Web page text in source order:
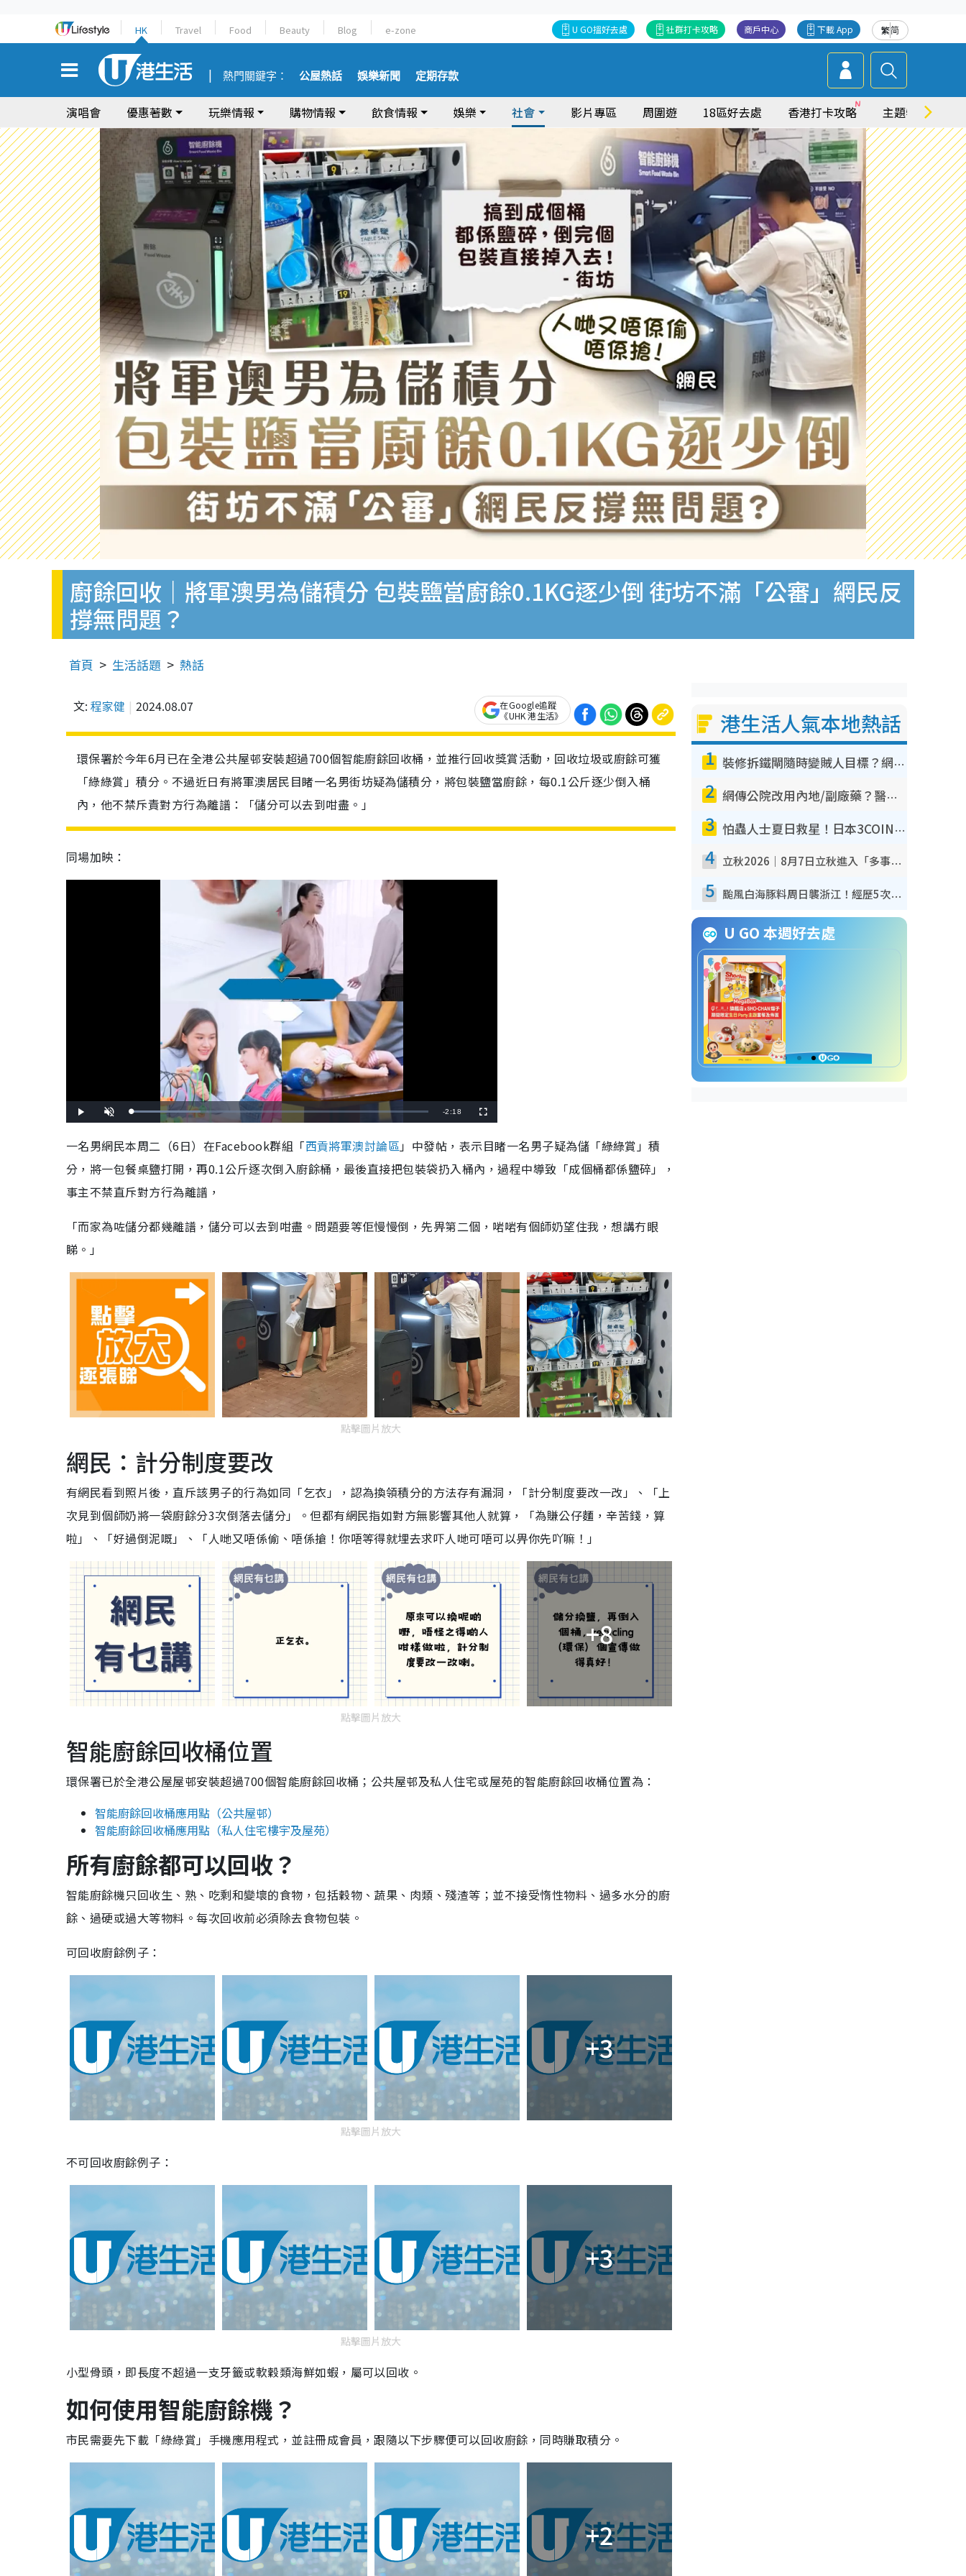
HK Travel Food Beauty Blog e-zone 繁简
下載 App
商戶中心
社群打卡攻略
U GO搵好去處
熱門關鍵字： 公屋熱話 娛樂新聞 定期存款
演唱會 優惠著數 玩樂情報 購物情報 飲食情報 娛樂 社會 影片專區 周圍遊 18區好去處 香港打卡攻略 主題特集
廚餘回收｜將軍澳男為儲積分 包裝鹽當廚餘0.1KG逐少倒 街坊不滿「公審」網民反
撐無問題？
首頁 生活話題 熱話
文: 程家健 2024.08.07
在Google追蹤
《UHK 港生活》
環保署於今年6月已在全港公共屋邨安裝超過700個智能廚餘回收桶，並推行回收獎賞活動，回收垃圾或廚餘可獲
「綠綠賞」積分。不過近日有將軍澳居民目睹一名男街坊疑為儲積分，將包裝鹽當廚餘，每0.1公斤逐少倒入桶
內，他不禁斥責對方行為離譜：「儲分可以去到咁盡。」
同場加映：
l
n
t
e
L
o
e
d
2
3
8
%
R
a
g
T
i
-2:18
u
s
c
e
e
一名男網民本周二（6日）在Facebook群組「西貢將軍澳討論區 」中發帖，表示目睹一名男子疑為儲「綠綠賞」積
分，將一包餐桌鹽打開，再0.1公斤逐次倒入廚餘桶，最後直接把包裝袋扔入桶內，過程中導致「成個桶都係鹽碎」，
事主不禁直斥對方行為離譜，
「而家為咗儲分都幾離譜，儲分可以去到咁盡。問題要等佢慢慢倒，先畀第二個，啱啱有個師奶望住我，想講冇眼
睇。」
點擊圖片放大
網民：計分制度要改
有網民看到照片後，直斥該男子的行為如同「乞衣」，認為換領積分的方法存有漏洞，「計分制度要改一改」、「上
次見到個師奶將一袋廚餘分3次倒落去儲分」。但都有網民指如對方無影響其他人就算，「為賺公仔麵，辛苦錢，算
啦」、「好過倒泥嘅」、「人哋又唔係偷、唔係搶！你唔等得就埋去求吓人哋可唔可以畀你先吖嘛！」
+8
點擊圖片放大
智能廚餘回收桶位置
環保署已於全港公屋屋邨安裝超過700個智能廚餘回收桶；公共屋邨及私人住宅或屋苑的智能廚餘回收桶位置為：
智能廚餘回收桶應用點（公共屋邨）
智能廚餘回收桶應用點（私人住宅樓宇及屋苑）
所有廚餘都可以回收？
智能廚餘機只回收生、熟、吃剩和變壞的食物，包括穀物、蔬果、肉類、殘渣等；並不接受惰性物料、過多水分的廚
餘、過硬或過大等物料。每次回收前必須除去食物包裝。
可回收廚餘例子：
+3
點擊圖片放大
不可回收廚餘例子：
+3
點擊圖片放大
小型骨頭，即長度不超過一支牙籤或軟穀類海鮮如蝦，屬可以回收。
如何使用智能廚餘機？
市民需要先下載「綠綠賞」手機應用程式，並註冊成會員，跟隨以下步驟便可以回收廚餘，同時賺取積分。
+2
港生活人氣本地熱話
1 裝修拆鐵閘隨時變賊人目標？網民揭2大關鍵用途：裝新式等於白裝？附新舊鐵閘分別
2 網傳公院改用內地/副廠藥？醫生拆解正副廠分別 揭4類人換藥隨時出事
3 怕蟲人士夏日救星！日本3COINS爆紅驅蟲神器$45起 1招「全程免觸碰」輕鬆搞定小強
4 立秋2026｜8月7日立秋進入「多事之秋」 3件事唔做得！專家教6招開運 清枱頭／銀包納氣接好運
5 颱風白海豚料周日襲浙江！經歷5次「眼牆置換」極罕見 成登陸內地最長途颱風
U GO 本週好去處